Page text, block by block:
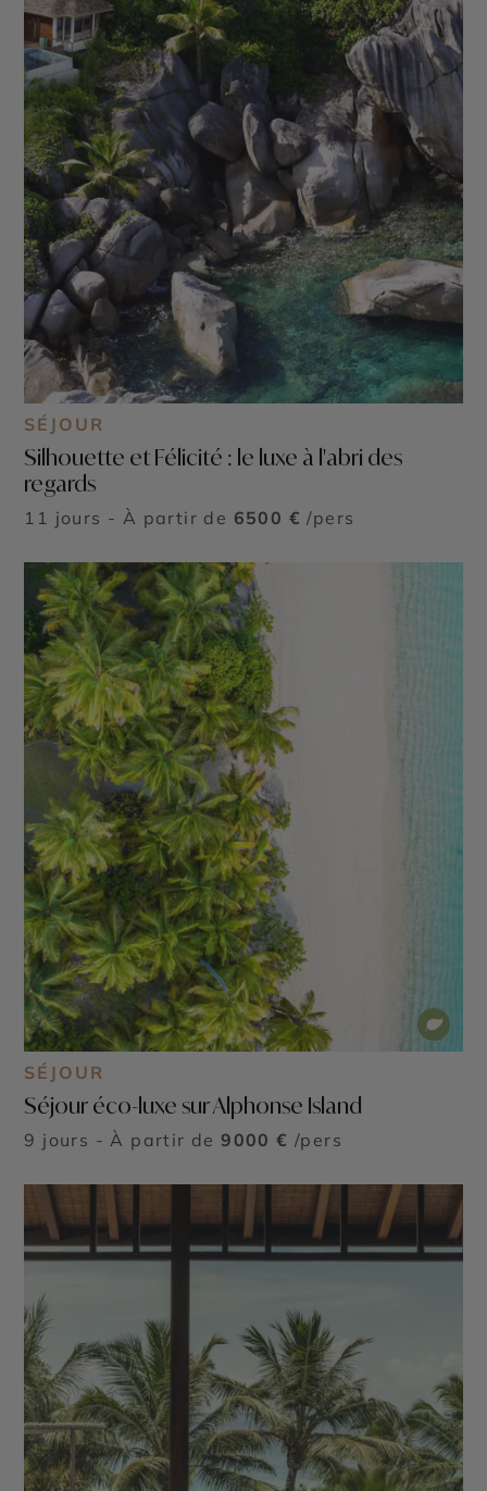
SÉJOUR
Silhouette et Félicité : le luxe à l'abri des
regards
11 jours - À partir de 6500 € /pers
SÉJOUR
Séjour éco-luxe sur Alphonse Island
9 jours - À partir de9000 € /pers